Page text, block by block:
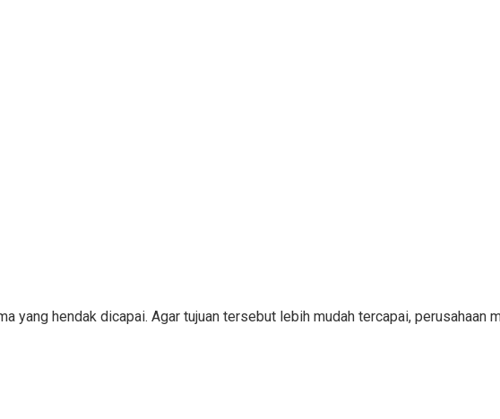
yang hendak dicapai. Agar tujuan tersebut lebih mudah tercapai, perusahaan